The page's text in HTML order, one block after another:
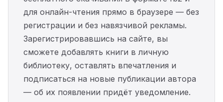
для онлайн-чтения прямо в браузере — без
регистрации и без навязчивой рекламы.
Зарегистрировавшись на сайте, вы
сможете добавлять книги в личную
библиотеку, оставлять впечатления и
подписаться на новые публикации автора
— об их появлении придёт уведомление.